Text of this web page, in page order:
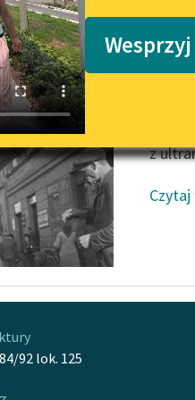
z
Czytaj
92 lok. 125